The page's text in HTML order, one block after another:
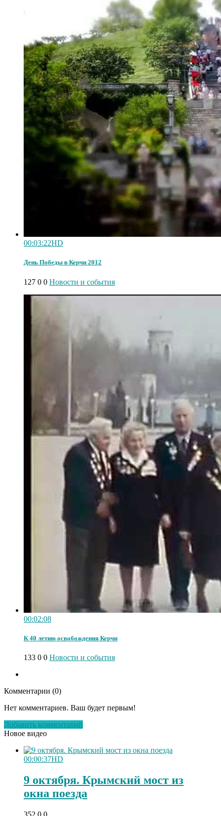
00:03:22HD
День Победы в Керчи 2012
127 0 0 Новости и события
00:02:08
К 40 летию освобождения Керчи
133 0 0 Новости и события
Комментарии (0)
Нет комментариев. Ваш будет первым!
Добавить комментарий
Новое видео
00:00:37HD
9 октября. Крымский мост из
окна поезда
352 0 0